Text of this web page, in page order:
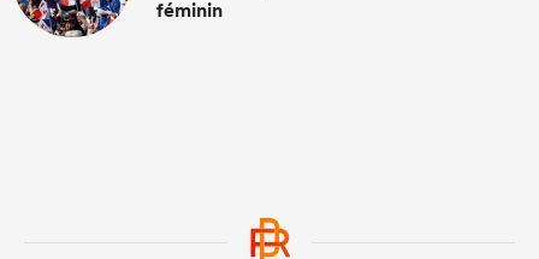
féminin